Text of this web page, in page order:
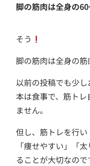
脚の筋肉は全身の60
そう
脚の筋肉は全身の筋
以前の投稿でも少
本は食事で、筋ト
ません。
但し、筋トレを行
「痩せやすい」「
ることが大切なので